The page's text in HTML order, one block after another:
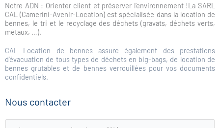
Notre ADN : Orienter client et préserver l’environnement !La SARL
CAL (Camerini-Avenir-Location) est spécialisée dans la location de
bennes, le tri et le recyclage des déchets (gravats, déchets verts,
métaux, …).
CAL Location de bennes assure également des prestations
d’évacuation de tous types de déchets en big-bags, de location de
bennes grutables et de bennes verrouillées pour vos documents
confidentiels.
Nous contacter